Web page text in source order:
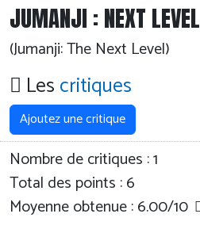
JUMANJI : NEXT LEVEL
(Jumanji: The Next Level)
Lescritiques
Ajoutez une critique
Nombre de critiques :1
Total des points : 6
Moyenne obtenue :6.00/10